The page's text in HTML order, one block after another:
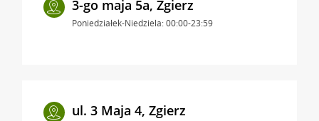
3-go maja 5a, Zgierz
Poniedziałek-Niedziela: 00:00-23:59
ul. 3 Maja 4, Zgierz